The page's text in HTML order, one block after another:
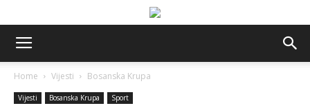
Home Vijesti Bosanska Krupa
Vijesti Bosanska Krupa Sport